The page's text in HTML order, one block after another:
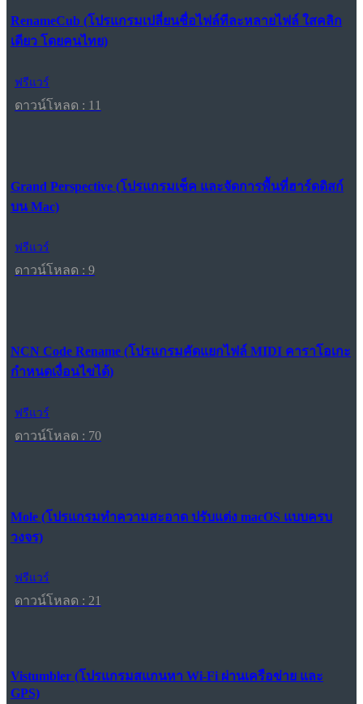
RenameCub (โปรแกรมเปลี่ยนชื่อไฟล์ทีละหลายไฟล์ ใสคลิก
เดียว โดยคนไทย)
ฟรีแวร์
ดาวน์โหลด : 11
Grand Perspective (โปรแกรมเช็ค และจัดการพื้นที่ฮาร์ดดิสก์
บน Mac)
ฟรีแวร์
ดาวน์โหลด : 9
NCN Code Rename (โปรแกรมคัดแยกไฟล์ MIDI คาราโอเกะ
กำหนดเงื่อนไขได้)
ฟรีแวร์
ดาวน์โหลด : 70
Mole (โปรแกรมทำความสะอาด ปรับแต่ง macOS แบบครบ
วงจร)
ฟรีแวร์
ดาวน์โหลด : 21
Vistumbler (โปรแกรมสแกนหา Wi-Fi ผ่านเครือข่าย และ
GPS)